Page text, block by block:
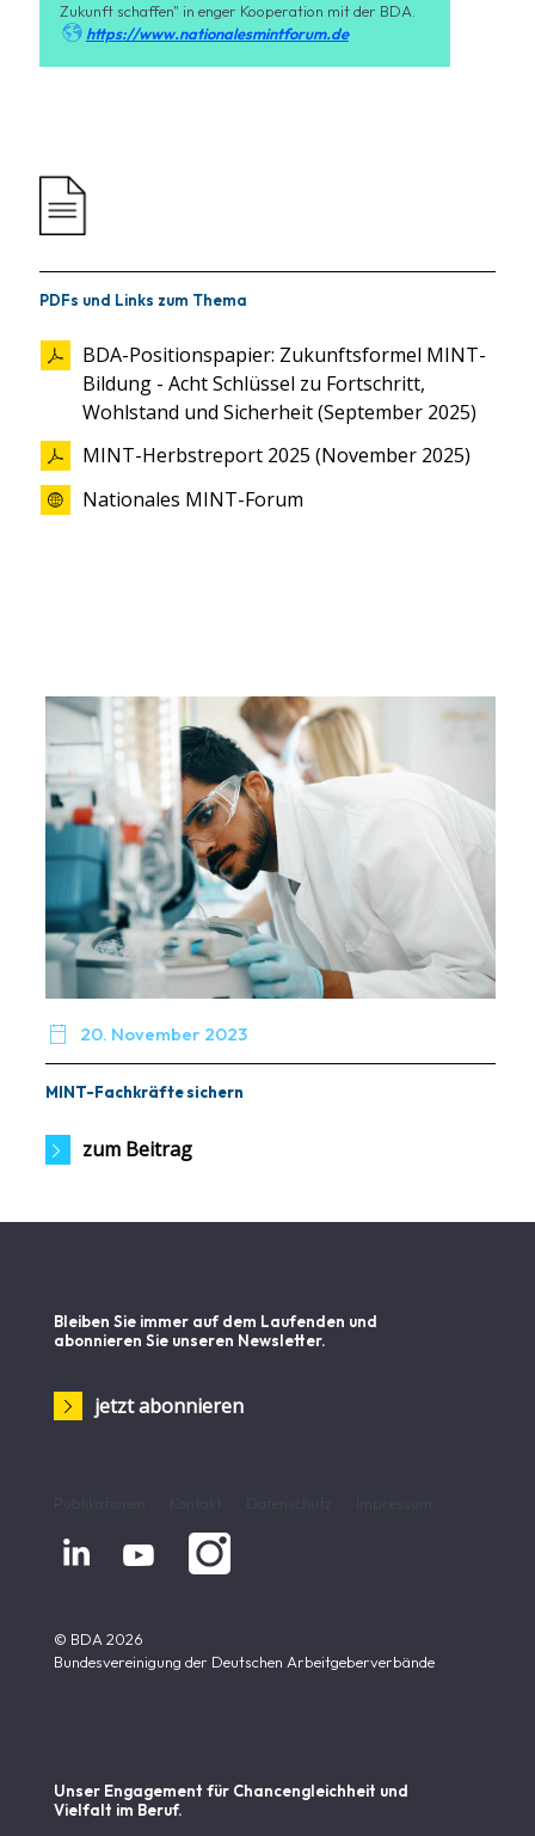
Zukunft schaffen" in enger Kooperation mit der BDA.
 https://www.nationalesmintforum.de
PDFs und Links zum Thema
BDA-Positionspapier: Zukunftsformel MINT-
Bildung - Acht Schlüssel zu Fortschritt,
Wohlstand und Sicherheit (September 2025)
MINT-Herbstreport 2025 (November 2025)
Nationales MINT-Forum
 20. November 2023
MINT-Fachkräfte sichern
zum Beitrag
Bleiben Sie immer auf dem Laufenden und
abonnieren Sie unseren Newsletter.
jetzt abonnieren
 
© BDA 2026
Bundesvereinigung der Deutschen Arbeitgeberverbände
Unser Engagement für Chancen­gleichheit und
Vielfalt im Beruf.